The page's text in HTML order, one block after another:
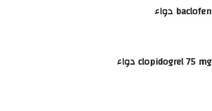
baclofen دواء
clopidogrel 75 mg دواء